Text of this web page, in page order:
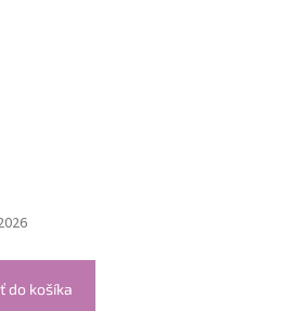
do košíka